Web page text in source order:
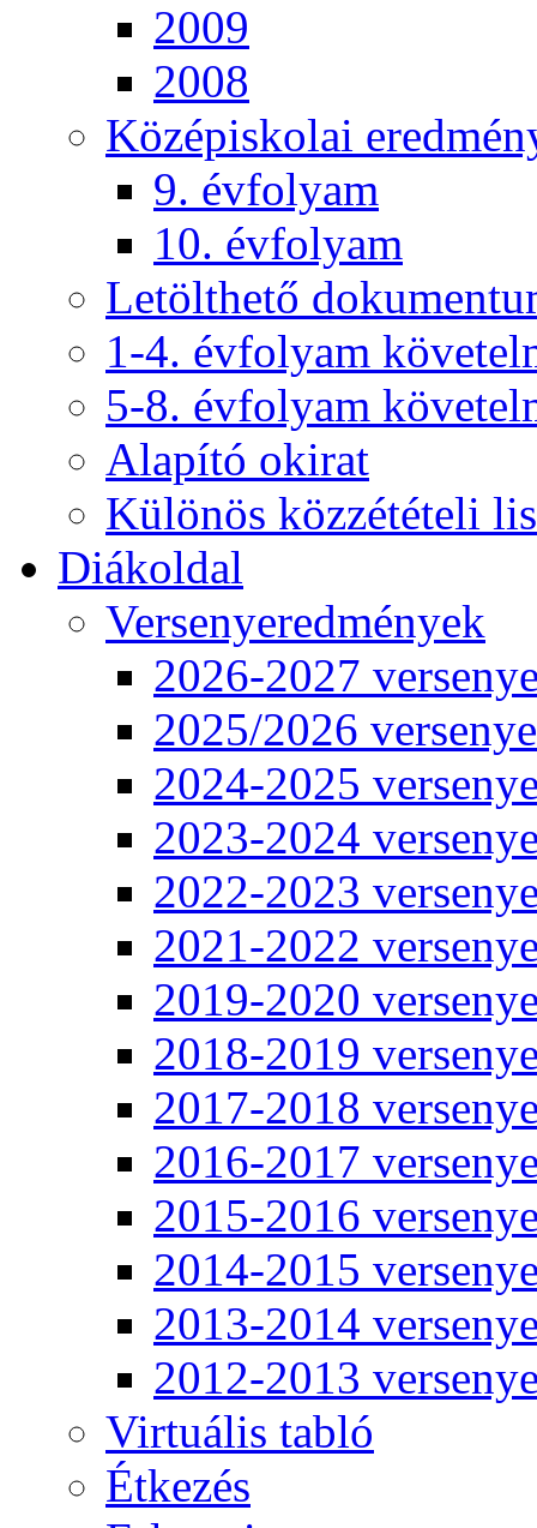
2009
2008
Középiskolai
9. évfolyam
10. évfolyam
Letölthető
1-4. évfolyam
5-8. évfolyam
Alapító okirat
Különös közzétételi
Diákoldal
Versenyeredmények
2026-2027
2025/2026
2024-2025
2023-2024
2022-2023
2021-2022
2019-2020
2018-2019
2017-2018
2016-2017
2015-2016
2014-2015
2013-2014
2012-2013
Virtuális tabló
Étkezés